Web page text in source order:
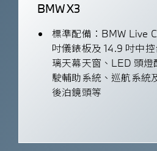
BMW X3
標準配備： BMW Live
吋儀錶板及 14.9 吋中
璃天幕天窗、LED 頭
駛輔助系統、巡航系統
後泊鏡頭等